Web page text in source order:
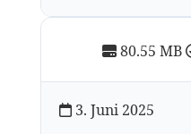
80.55 MB
3. Juni 2025